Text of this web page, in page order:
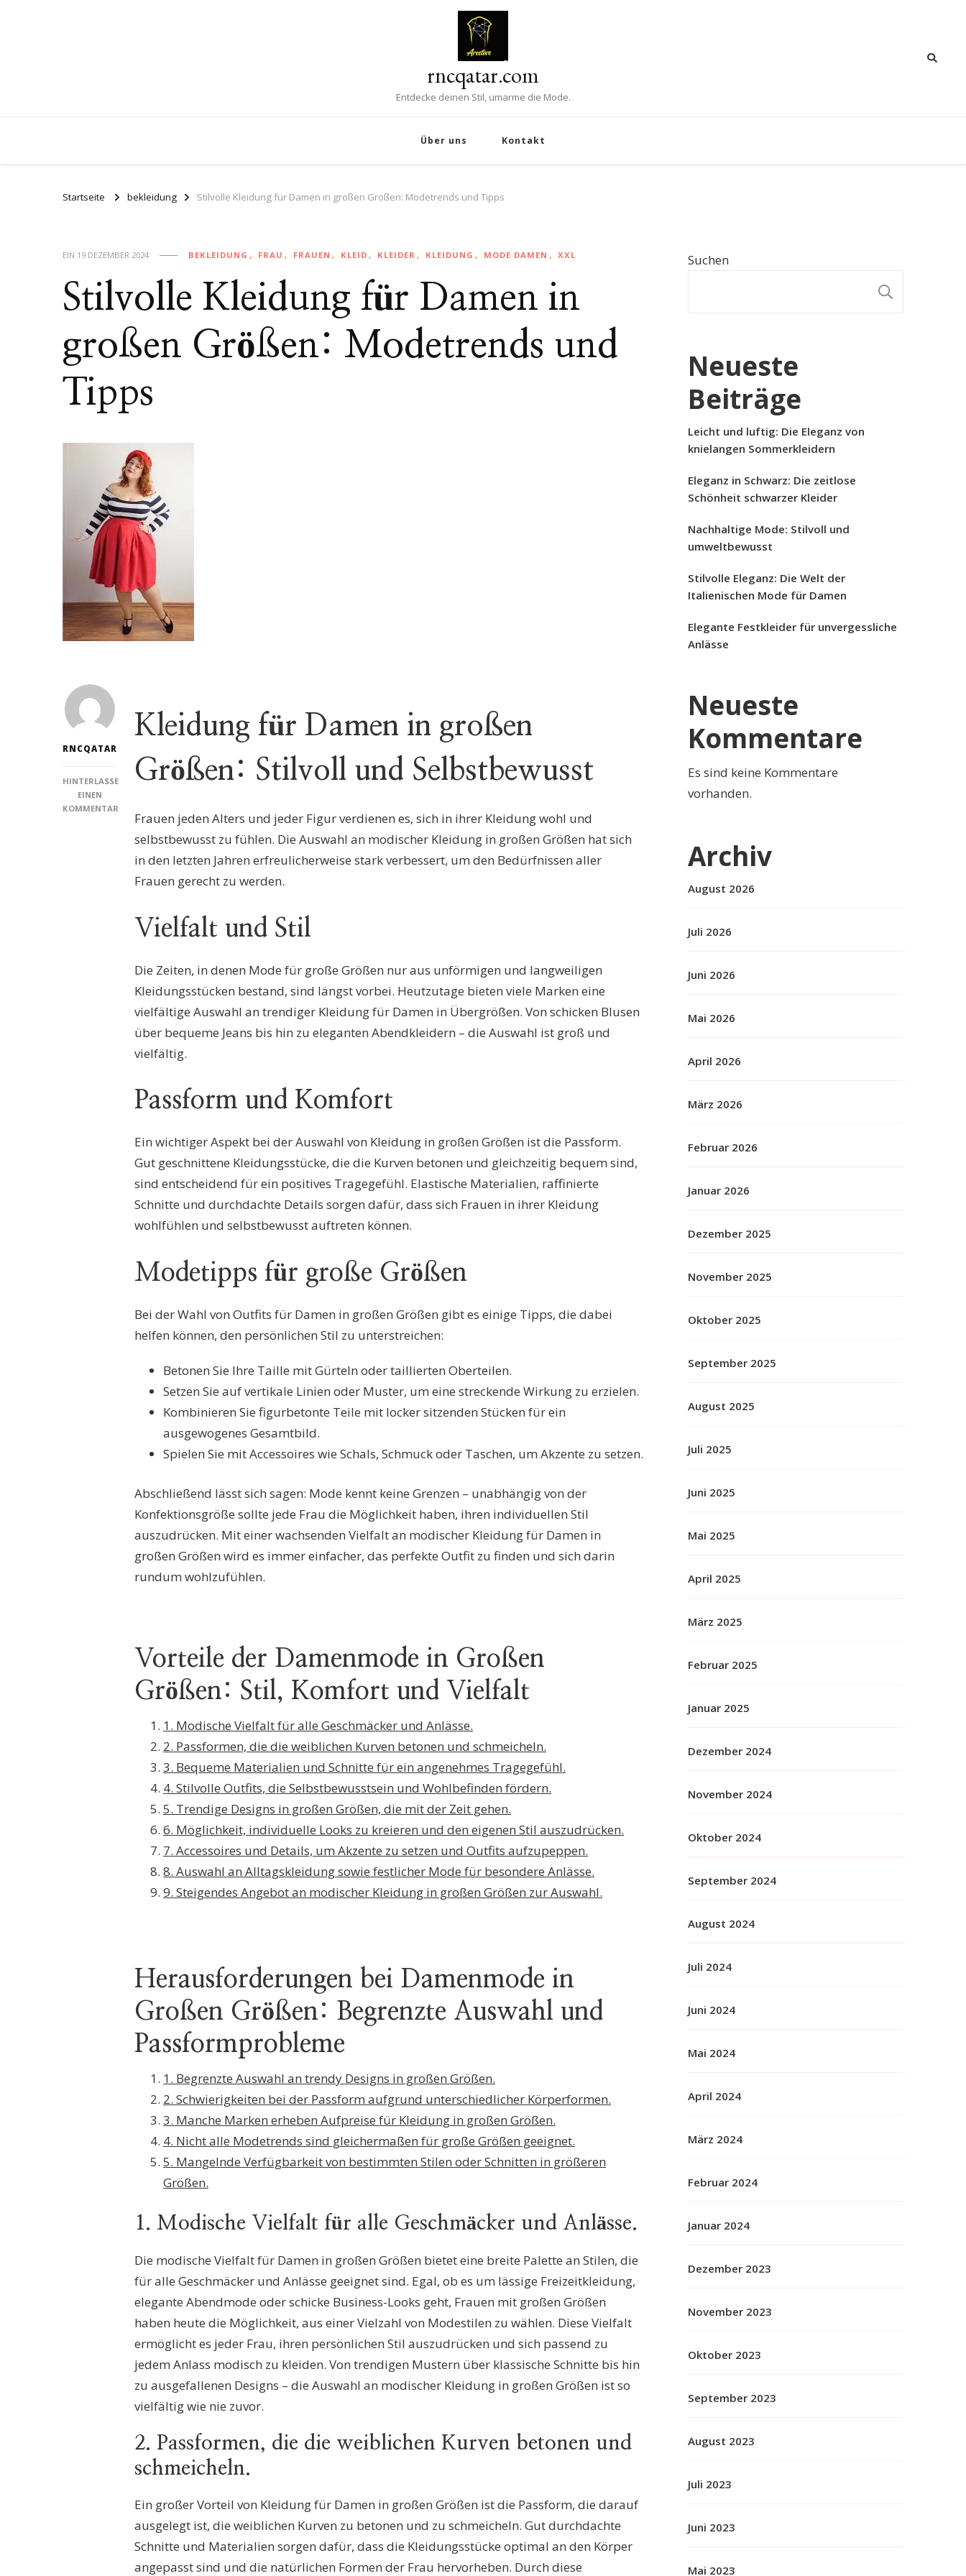
rncqatar.com
Entdecke deinen Stil, umarme die Mode.
Über uns Kontakt
Startseite bekleidung Stilvolle Kleidung für Damen in großen Größen: Modetrends und Tipps
EIN 19 DEZEMBER 2024 BEKLEIDUNG FRAU FRAUEN KLEID KLEIDER KLEIDUNG MODE DAMEN XXL
Stilvolle Kleidung für Damen in
großen Größen: Modetrends und
Tipps
RNCQATAR
HINTERLASSE
EINEN
KOMMENTAR
DETRENDS UN
Kleidung für Damen in großen
Größen: Stilvoll und Selbstbewusst
Frauen jeden Alters und jeder Figur verdienen es, sich in ihrer Kleidung wohl und
selbstbewusst zu fühlen. Die Auswahl an modischer Kleidung in großen Größen hat sich
in den letzten Jahren erfreulicherweise stark verbessert, um den Bedürfnissen aller
Frauen gerecht zu werden.
Vielfalt und Stil
Die Zeiten, in denen Mode für große Größen nur aus unförmigen und langweiligen
Kleidungsstücken bestand, sind längst vorbei. Heutzutage bieten viele Marken eine
vielfältige Auswahl an trendiger Kleidung für Damen in Übergrößen. Von schicken Blusen
über bequeme Jeans bis hin zu eleganten Abendkleidern – die Auswahl ist groß und
vielfältig.
Passform und Komfort
Ein wichtiger Aspekt bei der Auswahl von Kleidung in großen Größen ist die Passform.
Gut geschnittene Kleidungsstücke, die die Kurven betonen und gleichzeitig bequem sind,
sind entscheidend für ein positives Tragegefühl. Elastische Materialien, raffinierte
Schnitte und durchdachte Details sorgen dafür, dass sich Frauen in ihrer Kleidung
wohlfühlen und selbstbewusst auftreten können.
Modetipps für große Größen
Bei der Wahl von Outfits für Damen in großen Größen gibt es einige Tipps, die dabei
helfen können, den persönlichen Stil zu unterstreichen:
Betonen Sie Ihre Taille mit Gürteln oder taillierten Oberteilen.
Setzen Sie auf vertikale Linien oder Muster, um eine streckende Wirkung zu erzielen.
Kombinieren Sie figurbetonte Teile mit locker sitzenden Stücken für ein
ausgewogenes Gesamtbild.
Spielen Sie mit Accessoires wie Schals, Schmuck oder Taschen, um Akzente zu setzen.
Abschließend lässt sich sagen: Mode kennt keine Grenzen – unabhängig von der
Konfektionsgröße sollte jede Frau die Möglichkeit haben, ihren individuellen Stil
auszudrücken. Mit einer wachsenden Vielfalt an modischer Kleidung für Damen in
großen Größen wird es immer einfacher, das perfekte Outfit zu finden und sich darin
rundum wohlzufühlen.
Vorteile der Damenmode in Großen
Größen: Stil, Komfort und Vielfalt
1. Modische Vielfalt für alle Geschmäcker und Anlässe.
2. Passformen, die die weiblichen Kurven betonen und schmeicheln.
3. Bequeme Materialien und Schnitte für ein angenehmes Tragegefühl.
4. Stilvolle Outfits, die Selbstbewusstsein und Wohlbefinden fördern.
5. Trendige Designs in großen Größen, die mit der Zeit gehen.
6. Möglichkeit, individuelle Looks zu kreieren und den eigenen Stil auszudrücken.
7. Accessoires und Details, um Akzente zu setzen und Outfits aufzupeppen.
8. Auswahl an Alltagskleidung sowie festlicher Mode für besondere Anlässe.
9. Steigendes Angebot an modischer Kleidung in großen Größen zur Auswahl.
Herausforderungen bei Damenmode in
Großen Größen: Begrenzte Auswahl und
Passformprobleme
1. Begrenzte Auswahl an trendy Designs in großen Größen.
2. Schwierigkeiten bei der Passform aufgrund unterschiedlicher Körperformen.
3. Manche Marken erheben Aufpreise für Kleidung in großen Größen.
4. Nicht alle Modetrends sind gleichermaßen für große Größen geeignet.
5. Mangelnde Verfügbarkeit von bestimmten Stilen oder Schnitten in größeren
Größen.
1. Modische Vielfalt für alle Geschmäcker und Anlässe.
Die modische Vielfalt für Damen in großen Größen bietet eine breite Palette an Stilen, die
für alle Geschmäcker und Anlässe geeignet sind. Egal, ob es um lässige Freizeitkleidung,
elegante Abendmode oder schicke Business-Looks geht, Frauen mit großen Größen
haben heute die Möglichkeit, aus einer Vielzahl von Modestilen zu wählen. Diese Vielfalt
ermöglicht es jeder Frau, ihren persönlichen Stil auszudrücken und sich passend zu
jedem Anlass modisch zu kleiden. Von trendigen Mustern über klassische Schnitte bis hin
zu ausgefallenen Designs – die Auswahl an modischer Kleidung in großen Größen ist so
vielfältig wie nie zuvor.
2. Passformen, die die weiblichen Kurven betonen und
schmeicheln.
Ein großer Vorteil von Kleidung für Damen in großen Größen ist die Passform, die darauf
ausgelegt ist, die weiblichen Kurven zu betonen und zu schmeicheln. Gut durchdachte
Schnitte und Materialien sorgen dafür, dass die Kleidungsstücke optimal an den Körper
angepasst sind und die natürlichen Formen der Frau hervorheben. Durch diese
Suchen
Neueste
Beiträge
Leicht und luftig: Die Eleganz von
knielangen Sommerkleidern
Eleganz in Schwarz: Die zeitlose
Schönheit schwarzer Kleider
Nachhaltige Mode: Stilvoll und
umweltbewusst
Stilvolle Eleganz: Die Welt der
Italienischen Mode für Damen
Elegante Festkleider für unvergessliche
Anlässe
Neueste
Kommentare
Es sind keine Kommentare
vorhanden.
Archiv
August 2026
Juli 2026
Juni 2026
Mai 2026
April 2026
März 2026
Februar 2026
Januar 2026
Dezember 2025
November 2025
Oktober 2025
September 2025
August 2025
Juli 2025
Juni 2025
Mai 2025
April 2025
März 2025
Februar 2025
Januar 2025
Dezember 2024
November 2024
Oktober 2024
September 2024
August 2024
Juli 2024
Juni 2024
Mai 2024
April 2024
März 2024
Februar 2024
Januar 2024
Dezember 2023
November 2023
Oktober 2023
September 2023
August 2023
Juli 2023
Juni 2023
Mai 2023